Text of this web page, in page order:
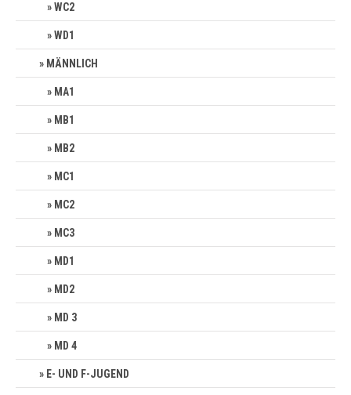
WC2
WD1
MÄNNLICH
MA1
MB1
MB2
MC1
MC2
MC3
MD1
MD2
MD 3
MD 4
E- UND F-JUGEND